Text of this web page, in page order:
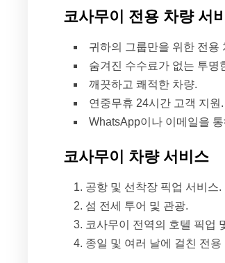
코사무이 전용 차량 서
귀하의 그룹만을 위한 전용
숨겨진 수수료가 없는 투명
깨끗하고 쾌적한 차량.
연중무휴 24시간 고객 지원.
WhatsApp이나 이메일을
코사무이 차량 서비스
공항 및 선착장 픽업 서비스.
섬 전세 투어 및 관광.
코사무이 전역의 호텔 픽업
종일 및 여러 날에 걸친 전용